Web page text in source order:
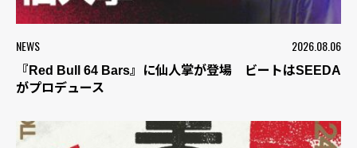
NEWS 2026.08.06
『Red Bull 64 Bars』に仙人掌が登場 ビートはSEEDA
がプロデュース